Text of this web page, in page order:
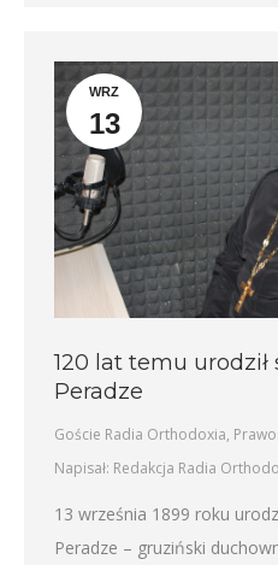
WRZ
13
120 lat temu
Peradze
Goście Radia Orthodoxia,
Napisał: Redakcja Radia
13 września 1899 roku
Peradze – gruziński